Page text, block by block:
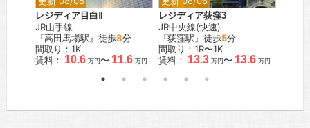
レジディア目白Ⅱ
JR山手線
『高田馬場駅』徒歩8分
間取り：1K
賃料： 10.6 万円〜 11.6 万円
レジディア荻窪3
JR中央線(快速)
『荻窪駅』徒歩5分
間取り：1R〜1K
賃料： 13.3 万円〜 13.6 万円